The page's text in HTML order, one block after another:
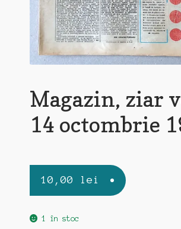
Magazin, ziar
14 octombrie
10,00 lei
1 în stoc